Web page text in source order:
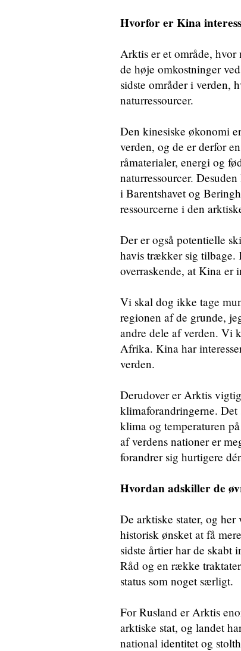
Hvorfor er Kina
Arktis er et område, hvor
de høje omkostninger
sidste områder i verden,
naturressourcer.
Den kinesiske økonomi
verden, og de er derfor
råmaterialer, energi og
naturressourcer.
i Barentshavet og
ressourcerne i den
Der er også potentielle
havis trækker sig tilbage.
overraskende, at Kina er
Vi skal dog ikke tage
regionen af de grunde,
andre dele af verden. Vi
Afrika. Kina har
verden.
Derudover er Arktis
klimaforandringerne.
klima og temperaturen
af verdens nationer er
forandrer sig hurtigere
Hvordan adskiller de
De arktiske stater, og
historisk ønsket at få
sidste årtier har de skabt
Råd og en række
status som noget særligt.
For Rusland er Arktis
arktiske stat, og landet
national identitet og